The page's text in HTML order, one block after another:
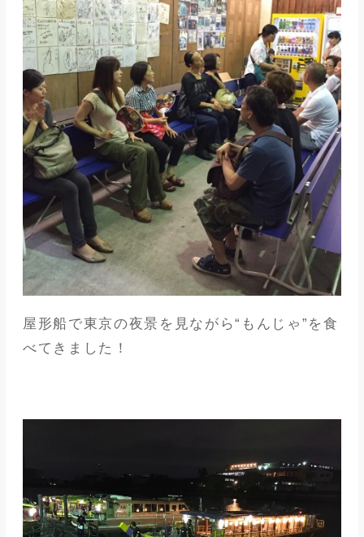
屋形船で東京の夜景を見ながら“もんじゃ”を食
べてきました！